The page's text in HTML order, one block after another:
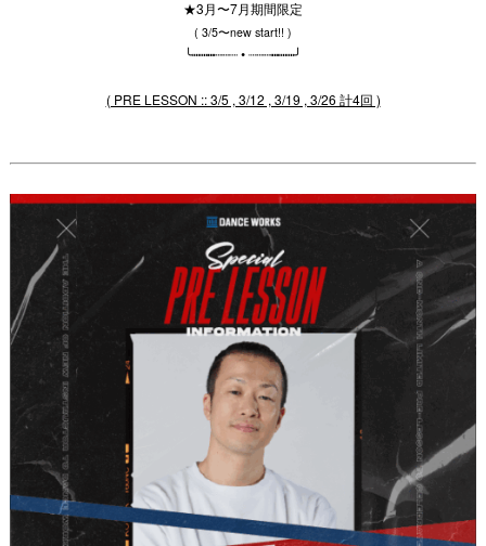
★3月〜7月期間限定
( 3/5〜new start!! )
╰┉┉┅┄┄┈ • ┈┄┄┅┉┉╯
( PRE LESSON :: 3/5 , 3/12 , 3/19 , 3/26 計4回 )